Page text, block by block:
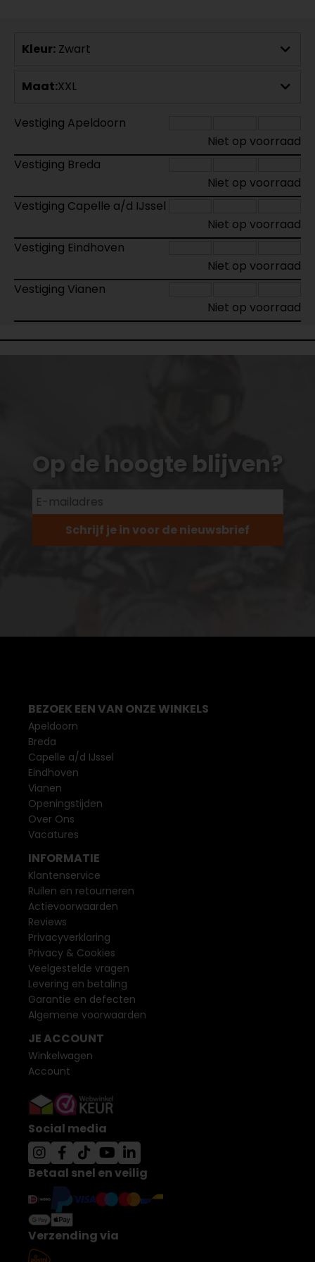
Kleur: Zwart
Maat:XXL
Vestiging Apeldoorn
Niet op voorraad
Vestiging Breda
Niet op voorraad
Vestiging Capelle a/d IJssel
Niet op voorraad
Vestiging Eindhoven
Niet op voorraad
Vestiging Vianen
Niet op voorraad
Op de hoogte blijven?
Schrijf je in voor de nieuwsbrief
BEZOEK EEN VAN ONZE WINKELS
Apeldoorn
Breda
Capelle a/d IJssel
Eindhoven
Vianen
Openingstijden
Over Ons
Vacatures
INFORMATIE
Klantenservice
Ruilen en retourneren
Actievoorwaarden
Reviews
Privacyverklaring
Privacy & Cookies
Veelgestelde vragen
Levering en betaling
Garantie en defecten
Algemene voorwaarden
JE ACCOUNT
Winkelwagen
Account
Social media
Betaal snel en veilig
Verzending via